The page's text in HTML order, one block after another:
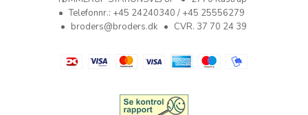
Telefonnr.: +45 24240340 / +45 25556279
broders@broders.dk
CVR. 37 70 24 39